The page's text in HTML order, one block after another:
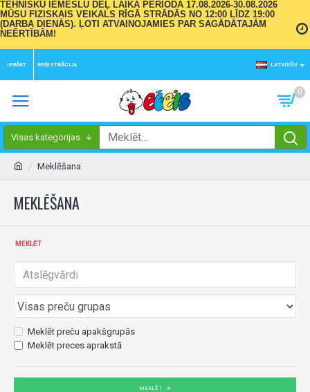
TEHNISKU IEMESLU DĒĻ LAIKA PERIODĀ 17.08.2026-30.08.2026
MŪSU FIZISKAIS VEIKALS RĪGĀ STRĀDĀS NO 12:00 LĪDZ 19:00
(DARBA DIENĀS). ĻOTI ATVAINOJAMIES PAR SAGĀDĀTAJĀM
NEĒRTĪBĀM!
IENĀKT REĢISTRĀCIJA LATVIEŠU
0
Visas kategorijas
Meklēšana
MEKLĒŠANA
MEKLĒT
Meklēt preču apakšgrupās
Meklēt preces aprakstā
MEKLĒT